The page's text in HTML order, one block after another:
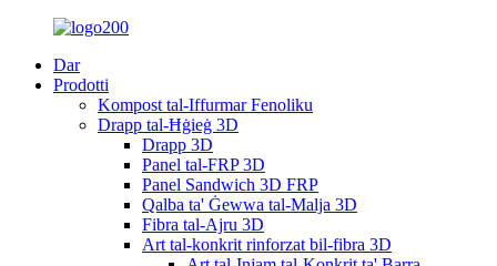
Dar
Prodotti
Kompost tal-Iffurmar Fenoliku
Drapp tal-Ħġieġ 3D
Drapp 3D
Panel tal-FRP 3D
Panel Sandwich 3D FRP
Qalba ta' Ġewwa tal-Malja 3D
Fibra tal-Ajru 3D
Art tal-konkrit rinforzat bil-fibra 3D